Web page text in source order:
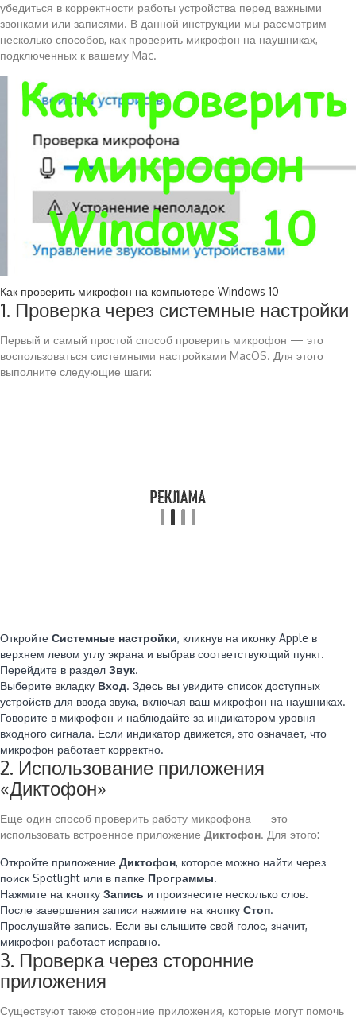
убедиться в корректности работы устройства перед важными
звонками или записями. В данной инструкции мы рассмотрим
несколько способов, как проверить микрофон на наушниках,
подключенных к вашему Mac.
Как проверить микрофон на компьютере Windows 10
1. Проверка через системные настройки
Первый и самый простой способ проверить микрофон — это
воспользоваться системными настройками MacOS. Для этого
выполните следующие шаги:
Откройте Системные настройки, кликнув на иконку Apple в
верхнем левом углу экрана и выбрав соответствующий пункт.
Перейдите в раздел Звук.
Выберите вкладку Вход. Здесь вы увидите список доступных
устройств для ввода звука, включая ваш микрофон на наушниках.
Говорите в микрофон и наблюдайте за индикатором уровня
входного сигнала. Если индикатор движется, это означает, что
микрофон работает корректно.
2. Использование приложения
«Диктофон»
Еще один способ проверить работу микрофона — это
использовать встроенное приложение Диктофон. Для этого:
Откройте приложение Диктофон, которое можно найти через
поиск Spotlight или в папке Программы.
Нажмите на кнопку Запись и произнесите несколько слов.
После завершения записи нажмите на кнопку Стоп.
Прослушайте запись. Если вы слышите свой голос, значит,
микрофон работает исправно.
3. Проверка через сторонние
приложения
Существуют также сторонние приложения, которые могут помочь